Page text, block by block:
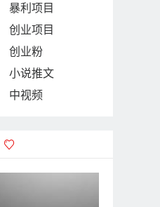
暴利项目
创业项目
创业粉
小说推文
中视频
